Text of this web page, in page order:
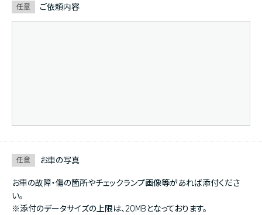
任意 ご依頼内容
任意 お車の写真
お車の故障・傷の箇所やチェックランプ画像等があれば添付くださ
い。
※添付のデータサイズの上限は、20MBとなっております。